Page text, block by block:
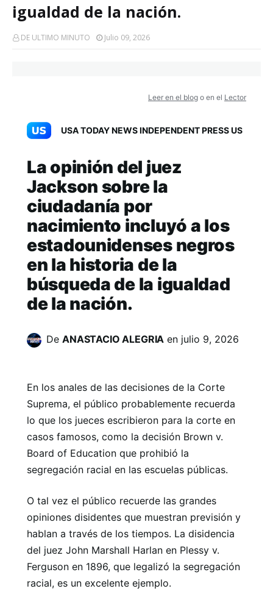
igualdad de la nación.
DE ULTIMO MINUTO Julio 09, 2026
Leer en el blog o en el Lector
USA TODAY NEWS INDEPENDENT PRESS US
La opinión del juez
Jackson sobre la
ciudadanía por
nacimiento incluyó a los
estadounidenses negros
en la historia de la
búsqueda de la igualdad
de la nación.
De ANASTACIO ALEGRIA en julio 9, 2026
En los anales de las decisiones de la Corte
Suprema, el público probablemente recuerda
lo que los jueces escribieron para la corte en
casos famosos, como la decisión Brown v.
Board of Education que prohibió la
segregación racial en las escuelas públicas.
O tal vez el público recuerde las grandes
opiniones disidentes que muestran previsión y
hablan a través de los tiempos. La disidencia
del juez John Marshall Harlan en Plessy v.
Ferguson en 1896, que legalizó la segregación
racial, es un excelente ejemplo.